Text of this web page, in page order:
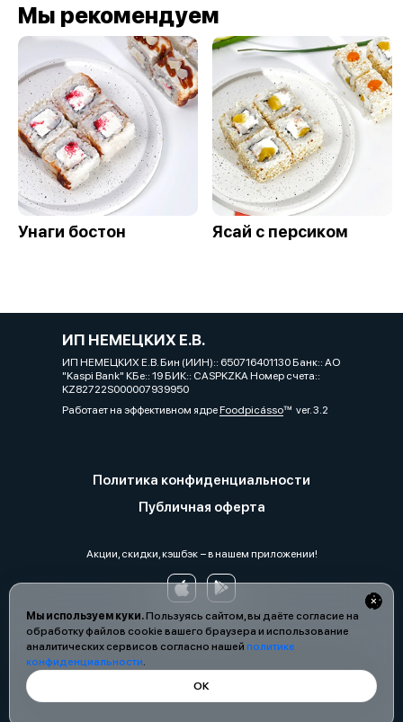
Мы используем куки.Пользуясь сайтом, вы даёте согласие на
обработку файлов cookie вашего браузера и использование
аналитических сервисов согласно нашей политике
конфиденциальности.
ОК
Мы рекомендуем
Унаги бостон Ясай с персиком
ИП НЕМЕЦКИХ Е.В.
ИП НЕМЕЦКИХ Е.В. Бин (ИИН):: 650716401130 Банк:: АО
"Kaspi Bank" КБе:: 19 БИК:: CASPKZKA Номер счета::
KZ82722S000007939950
Работает на эффективном ядреFoodpicássover. 3.2
Политика конфиденциальности
Публичная оферта
Акции, скидки, кэшбэк − в нашем приложении!